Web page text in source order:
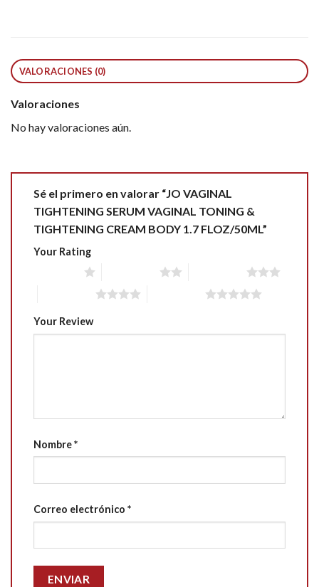
VALORACIONES (0)
Valoraciones
No hay valoraciones aún.
Sé el primero en valorar “JO VAGINAL
TIGHTENING SERUM VAGINAL TONING &
TIGHTENING CREAM BODY 1.7 FLOZ/50ML”
Your Rating
Your Review
Nombre*
Correo electrónico *